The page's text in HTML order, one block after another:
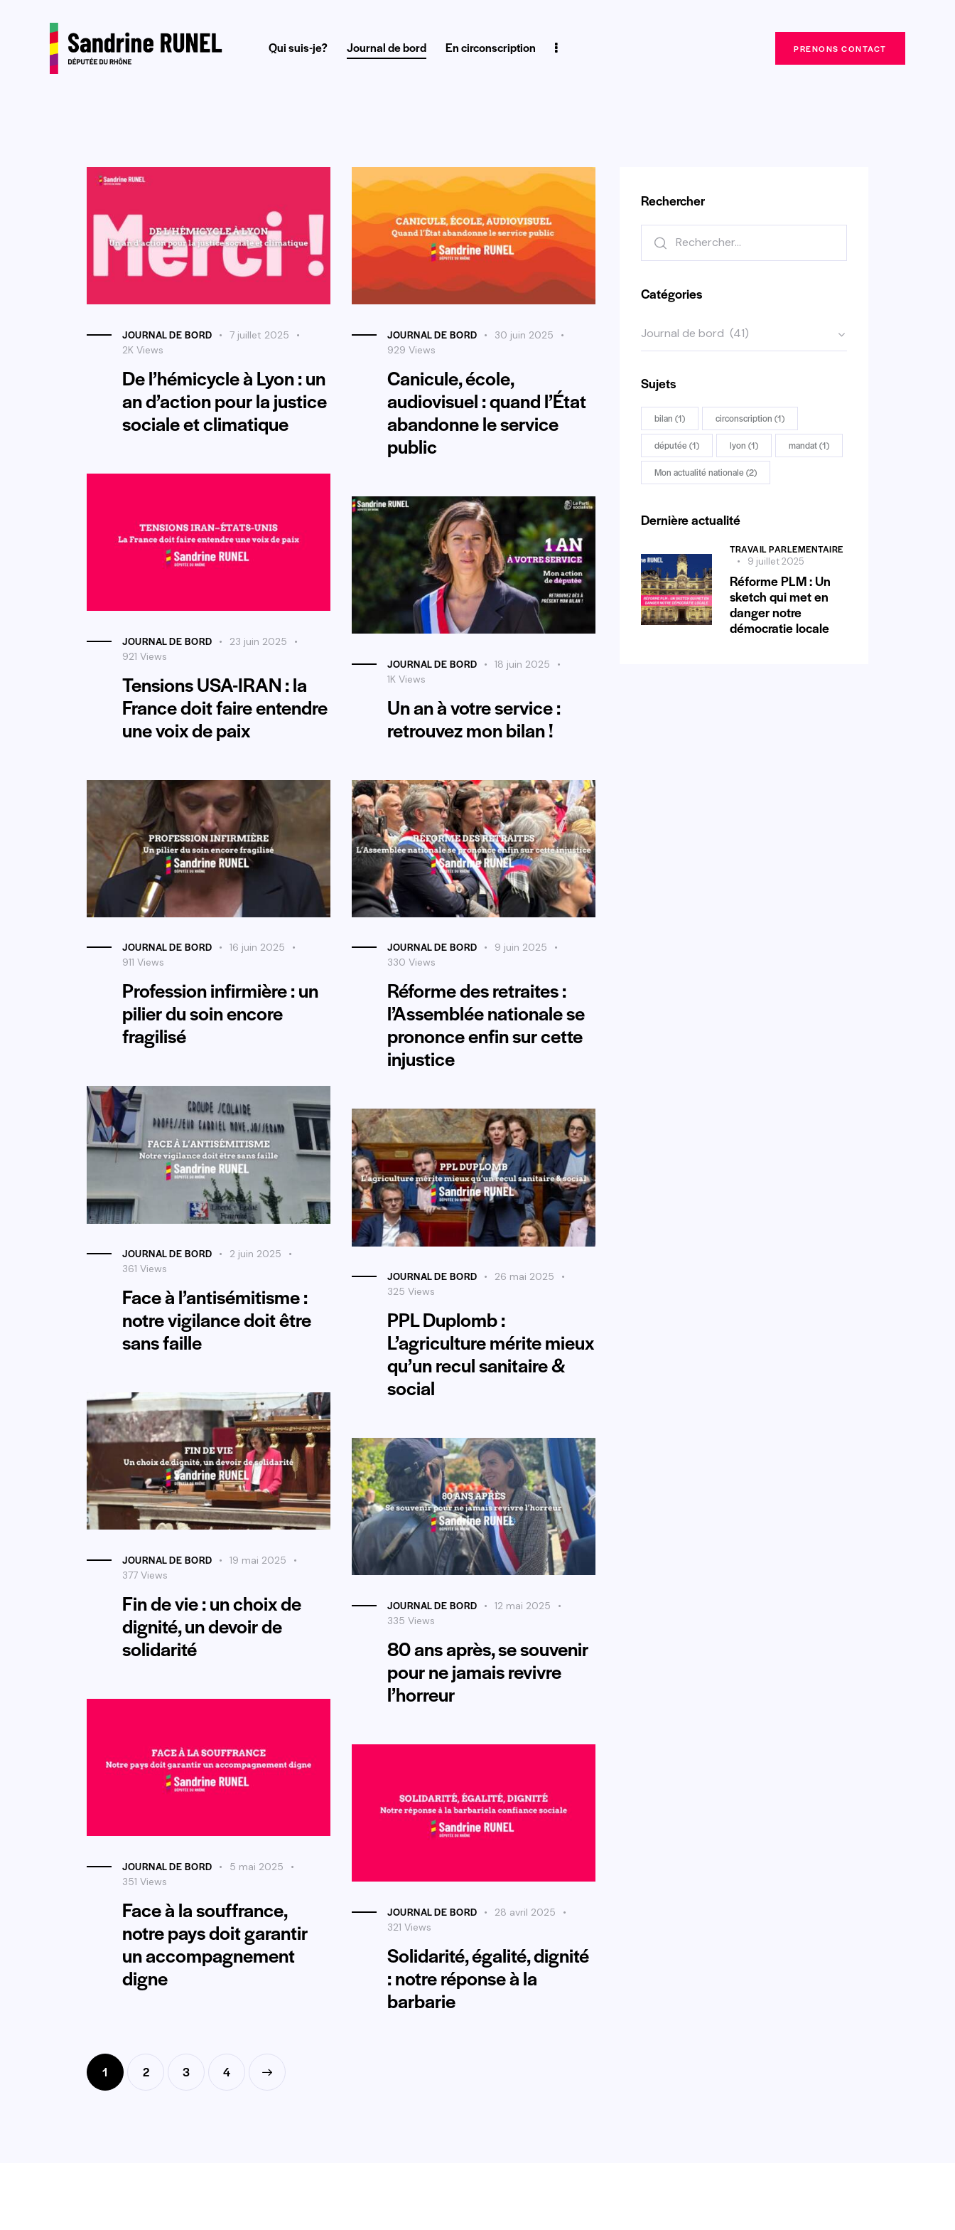
Qui suis-je? Journal de bord En circonscription PRENONS CONTACT
JOURNAL DE BORD
7 juillet 2025
2K Views
De l’hémicycle à Lyon : un
an d’action pour la justice
sociale et climatique
JOURNAL DE BORD
30 juin 2025
929 Views
Canicule, école,
audiovisuel : quand l’État
abandonne le service
public
JOURNAL DE BORD
23 juin 2025
921 Views
Tensions USA-IRAN : la
France doit faire entendre
une voix de paix
JOURNAL DE BORD
18 juin 2025
1K Views
Un an à votre service :
retrouvez mon bilan !
JOURNAL DE BORD
16 juin 2025
911 Views
Profession infirmière : un
pilier du soin encore
fragilisé
JOURNAL DE BORD
9 juin 2025
330 Views
Réforme des retraites :
l’Assemblée nationale se
prononce enfin sur cette
injustice
JOURNAL DE BORD
2 juin 2025
361 Views
Face à l’antisémitisme :
notre vigilance doit être
sans faille
JOURNAL DE BORD
26 mai 2025
325 Views
PPL Duplomb :
L’agriculture mérite mieux
qu’un recul sanitaire &
social
JOURNAL DE BORD
19 mai 2025
377 Views
Fin de vie : un choix de
dignité, un devoir de
solidarité
JOURNAL DE BORD
12 mai 2025
335 Views
80 ans après, se souvenir
pour ne jamais revivre
l’horreur
JOURNAL DE BORD
5 mai 2025
351 Views
Face à la souffrance,
notre pays doit garantir
un accompagnement
digne
JOURNAL DE BORD
28 avril 2025
321 Views
Solidarité, égalité, dignité
: notre réponse à la
barbarie
1 2 3 4
Rechercher
Catégories
Sujets
bilan (1) circonscription (1)
députée(1) lyon (1) mandat(1)
Mon actualité nationale(2)
Dernière actualité
TRAVAIL PARLEMENTAIRE
9 juillet 2025
Réforme PLM : Un
sketch qui met en
danger notre
démocratie locale